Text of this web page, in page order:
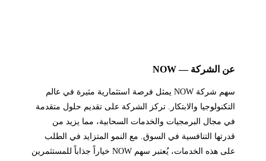
عن الشركة — NOW
سهم شركة NOW يمثل فرصة استثمارية مثيرة في عالم
التكنولوجيا والابتكار. تركز الشركة على تقديم حلول متقدمة
في مجال البرمجيات والخدمات السحابية، مما يزيد من
قدرتها التنافسية في السوق. مع النمو المتزايد في الطلب
على هذه الخدمات، يُعتبر سهم NOW خياراً جذاباً للمستثمرين